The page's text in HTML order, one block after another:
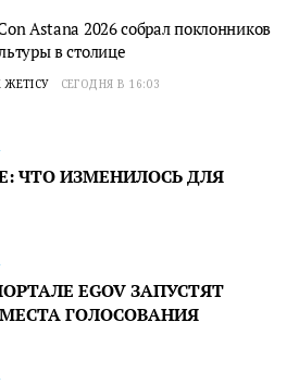
Astana 2026 собрал поклонников
в столице
ЖЕТІСУ СЕГОДНЯ В 16:03
ЧТО ИЗМЕНИЛОСЬ ДЛЯ
EGOV ЗАПУСТЯТ
ГОЛОСОВАНИЯ